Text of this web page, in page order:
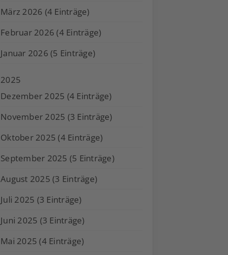
März 2026 (4 Einträge)
Februar 2026 (4 Einträge)
Januar 2026 (5 Einträge)
2025
Dezember 2025 (4 Einträge)
November 2025 (3 Einträge)
Oktober 2025 (4 Einträge)
September 2025 (5 Einträge)
August 2025 (3 Einträge)
Juli 2025 (3 Einträge)
Juni 2025 (3 Einträge)
Mai 2025 (4 Einträge)